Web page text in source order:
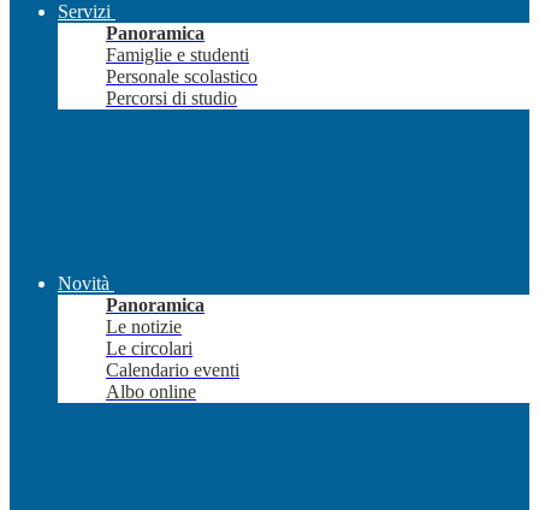
Servizi
Panoramica
Famiglie e studenti
Personale scolastico
Percorsi di studio
Novità
Panoramica
Le notizie
Le circolari
Calendario eventi
Albo online